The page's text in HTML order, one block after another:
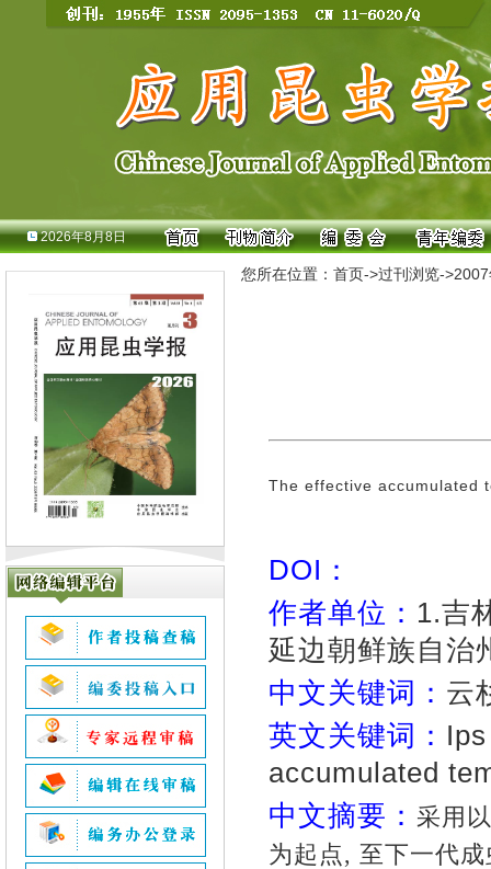
2026年8月8日
您所在位置： 首页->过刊浏览->
The effective accumulated
DOI：
作者单位： 1.吉
延边朝鲜族自治
中文关键词： 云
英文关键词：
accumulated
中文摘要： 采用
为起点, 至下一代